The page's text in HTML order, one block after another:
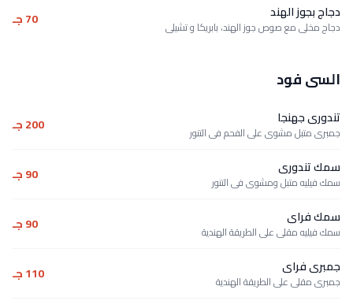
دجاج بجوز الهند
دجاج مخلى مع صوص جوز الهند، بابريكا و تشيلى 70 جـ
السى فود
تندورى جهنجا
جمبرى متبل مشوى على الفحم فى التنور 200 جـ
سمك تندورى
سمك فيليه متبل ومشوى فى التنور 90 جـ
سمك فراى
سمك فيليه مقلى على الطريقة الهندية 90 جـ
جمبرى فراى
جمبرى مقلى على الطريقة الهندية 110 جـ